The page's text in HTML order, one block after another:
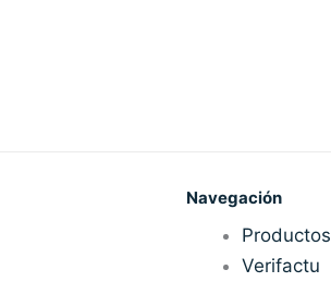
Navegación
Productos
Verifactu